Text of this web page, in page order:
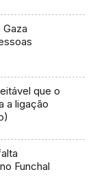
que o
a ligação
Funchal